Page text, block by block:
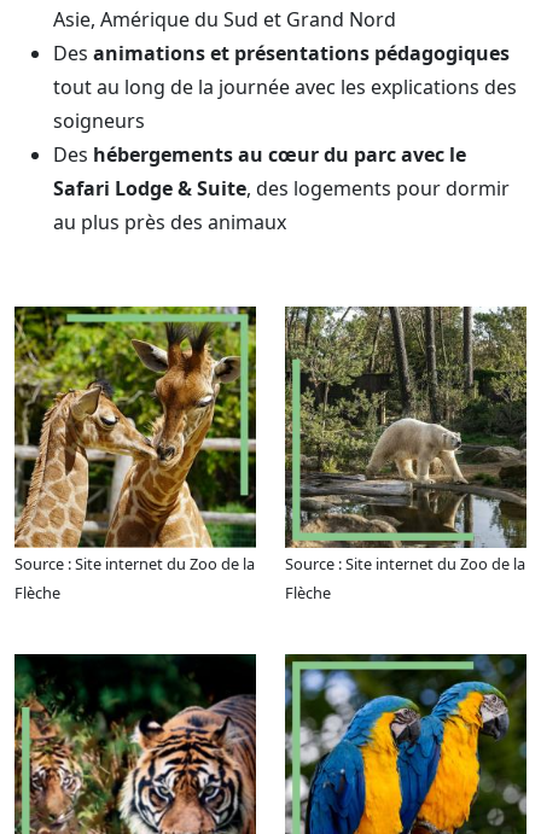
Asie, Amérique du Sud et Grand Nord
Des animations et présentations pédagogiques
tout au long de la journée avec les explications des
soigneurs
Des hébergements au cœur du parc avec le
Safari Lodge & Suite, des logements pour dormir
au plus près des animaux
Source : Site internet du Zoo de la
Flèche
Source : Site internet du Zoo de la
Flèche